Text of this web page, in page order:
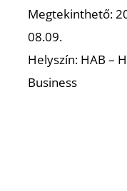
Megtekinthető:
08.09.
Helyszín: HAB –
Business